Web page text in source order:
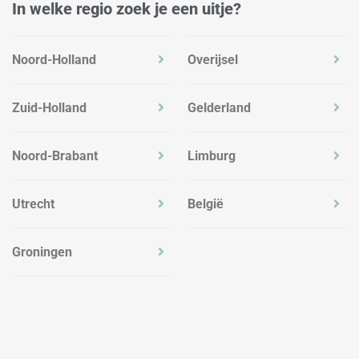
In welke regio zoek je een uitje?
Noord-Holland
Zuid-Holland
Noord-Brabant
Utrecht
Groningen
Overijsel
Gelderland
Limburg
België